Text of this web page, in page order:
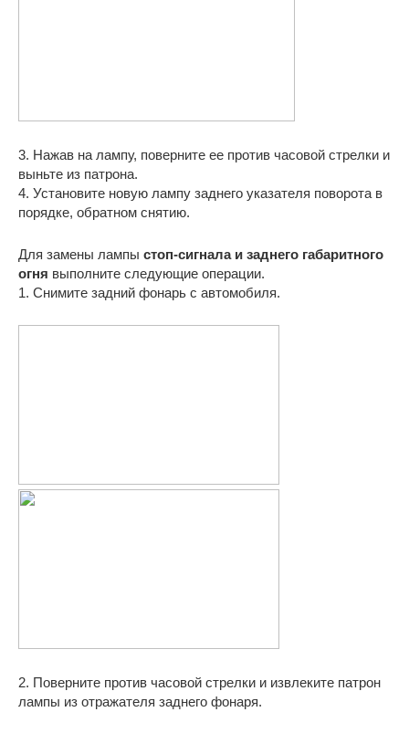
3. Нажав на лампу, поверните ее против часовой стрелки и
выньте из патрона.
4. Установите новую лампу заднего указателя поворота в
порядке, обратном снятию.
Для замены лампы стоп-сигнала и заднего габаритного
огня выполните следующие операции.
1. Снимите задний фонарь с автомобиля.
2. Поверните против часовой стрелки и извлеките патрон
лампы из отражателя заднего фонаря.